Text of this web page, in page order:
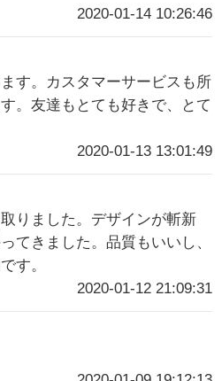
2020-01-14 10:26:46
す。カスタマーサービスも所
。友達もとても好きで、とて
2020-01-13 13:01:49
りました。デザインが斬新
てきました。品質もいいし、
す。
2020-01-12 21:09:31